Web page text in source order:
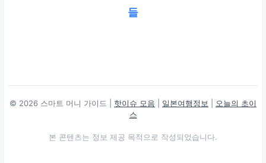
들
© 2026 스마트 머니 가이드 | 핫이슈 모음 일본여행정보
오늘의 초이
스
본 콘텐츠는 정보 제공 목적으로 작성되었습니다.